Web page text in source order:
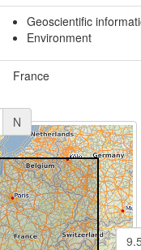
Geoscientific
Environment
France
N